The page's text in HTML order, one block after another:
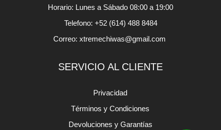
Horario: Lunes a Sábado 08:00 a 19:00
Telefono: +52 (614) 488 8484
Correo: xtremechiwas@gmail.com
SERVICIO AL CLIENTE
Privacidad
Términos y Condiciones
Devoluciones y Garantías